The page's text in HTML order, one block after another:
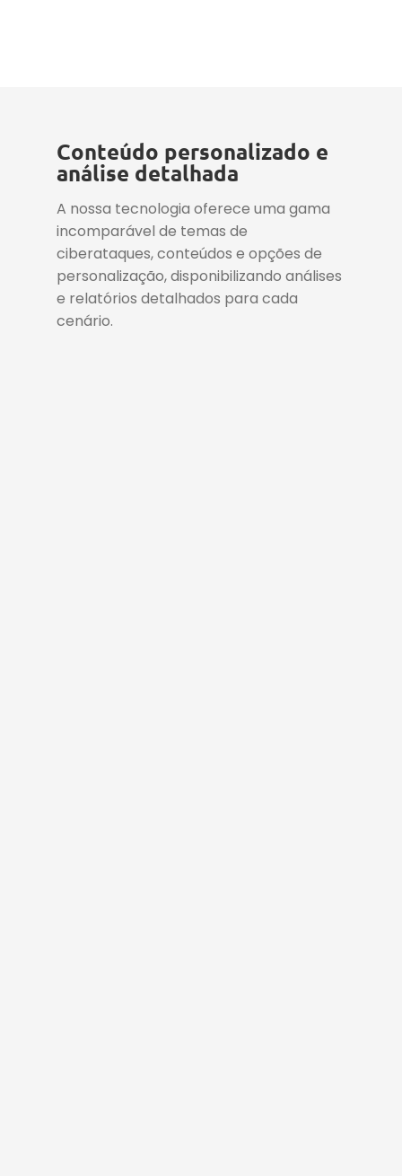
Conteúdo personalizado e
análise detalhada
A nossa tecnologia oferece uma gama
incomparável de temas de
ciberataques, conteúdos e opções de
personalização, disponibilizando análises
e relatórios detalhados para cada
cenário.